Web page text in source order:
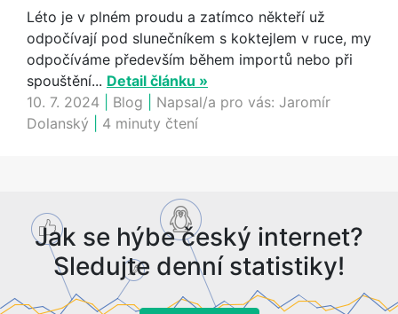
Léto je v plném proudu a zatímco někteří už
odpočívají pod slunečníkem s koktejlem v ruce, my
odpočíváme především během importů nebo při
spouštění... Detail článku »
10. 7. 2024
Blog Napsal/a pro vás: Jaromír
Dolanský
4 minuty čtení
Jak se hýbe český internet?
Sledujte denní statistiky!